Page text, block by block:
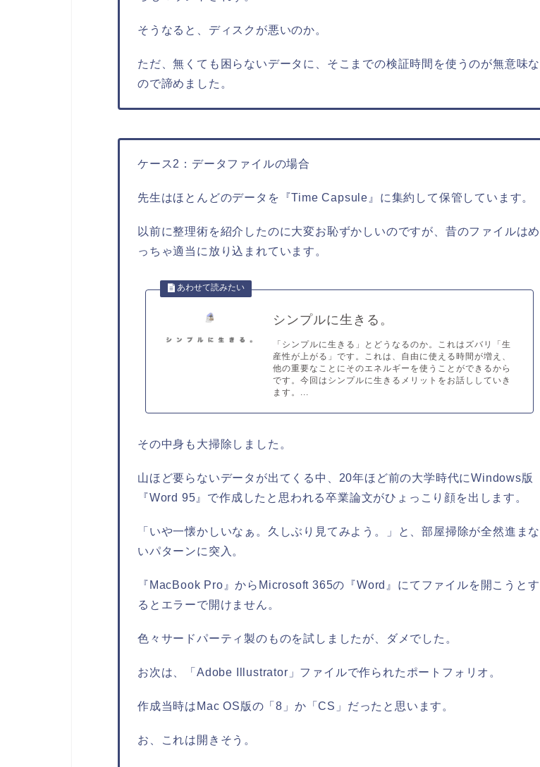
そうなると、ディスクが悪いのか。
ただ、無くても困らないデータに、そこまでの検証時間を使うのが無意味な
ので諦めました。
ケース2：データファイルの場合
先生はほとんどのデータを『Time Capsule』に集約して保管しています。
以前に整理術を紹介したのに大変お恥ずかしいのですが、昔のファイルはめ
っちゃ適当に放り込まれています。
シンプルに生きる。
「シンプルに生きる」とどうなるのか。これはズバリ「生
産性が上がる」です。これは、自由に使える時間が増え、
他の重要なことにそのエネルギーを使うことができるから
です。今回はシンプルに生きるメリットをお話ししていき
ます。...
その中身も大掃除しました。
山ほど要らないデータが出てくる中、20年ほど前の大学時代にWindows版
『Word 95』で作成したと思われる卒業論文がひょっこり顔を出します。
「いや一懐かしいなぁ。久しぶり見てみよう。」と、部屋掃除が全然進まな
いパターンに突入。
『MacBook Pro』からMicrosoft 365の『Word』にてファイルを開こうとす
るとエラーで開けません。
色々サードパーティ製のものを試しましたが、ダメでした。
お次は、「Adobe Illustrator」ファイルで作られたポートフォリオ。
作成当時はMac OS版の「8」か「CS」だったと思います。
お、これは開きそう。